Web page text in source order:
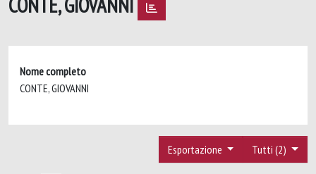
CONTE, GIOVANNI
Nome completo
CONTE, GIOVANNI
Tutti (2)
Esportazione